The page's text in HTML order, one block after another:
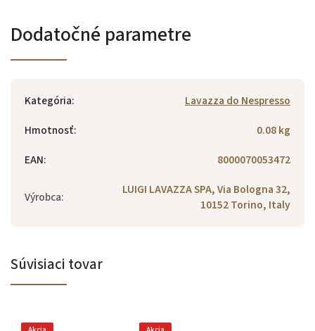
Dodatočné parametre
Kategória:
Lavazza do Nespresso
Hmotnosť:
0.08 kg
EAN: 8000070053472
Výrobca:
LUIGI LAVAZZA SPA, Via Bologna 32,
10152 Torino, Italy
Súvisiaci tovar